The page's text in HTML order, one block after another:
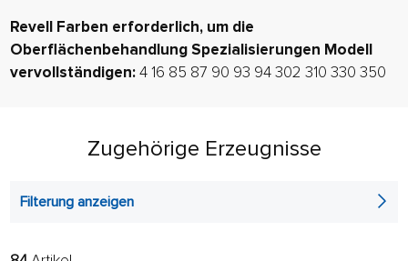
Revell Farben erforderlich, um die
Oberflächenbehandlung Spezialisierungen Modell
vervollständigen:4 16 85 87 90 93 94 302 310 330 350
Zugehörige Erzeugnisse
Filterung anzeigen